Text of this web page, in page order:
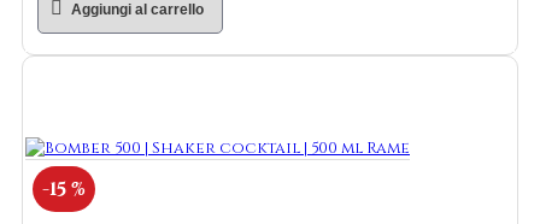
Aggiungi al carrello
-15 %